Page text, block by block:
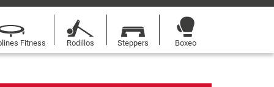
Fitness Rodillos Steppers Boxeo